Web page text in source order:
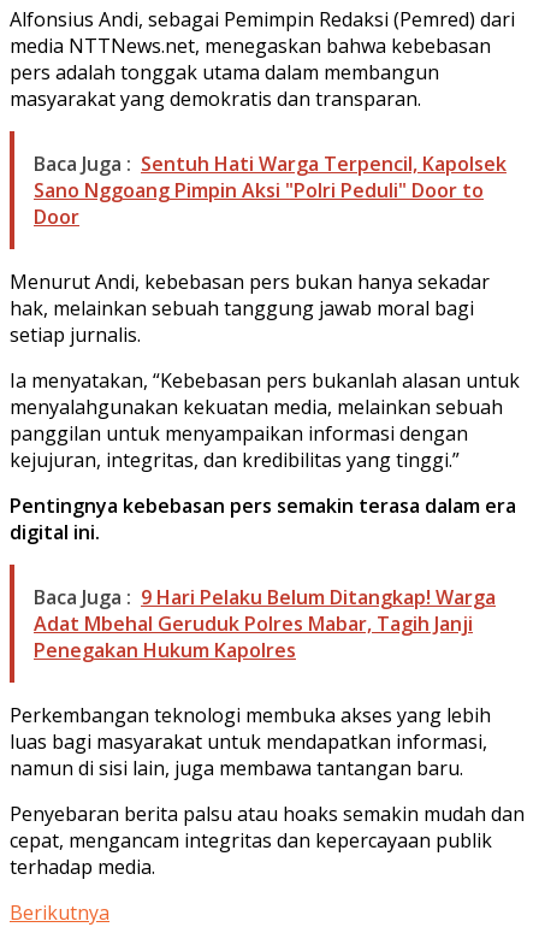
Alfonsius Andi, sebagai Pemimpin Redaksi (Pemred) dari
media NTTNews.net, menegaskan bahwa kebebasan
pers adalah tonggak utama dalam membangun
masyarakat yang demokratis dan transparan.
Baca Juga : Sentuh Hati Warga Terpencil, Kapolsek
Sano Nggoang Pimpin Aksi "Polri Peduli" Door to
Door
Menurut Andi, kebebasan pers bukan hanya sekadar
hak, melainkan sebuah tanggung jawab moral bagi
setiap jurnalis.
Ia menyatakan, “Kebebasan pers bukanlah alasan untuk
menyalahgunakan kekuatan media, melainkan sebuah
panggilan untuk menyampaikan informasi dengan
kejujuran, integritas, dan kredibilitas yang tinggi.”
Pentingnya kebebasan pers semakin terasa dalam era
digital ini.
Baca Juga : 9 Hari Pelaku Belum Ditangkap! Warga
Adat Mbehal Geruduk Polres Mabar, Tagih Janji
Penegakan Hukum Kapolres
Perkembangan teknologi membuka akses yang lebih
luas bagi masyarakat untuk mendapatkan informasi,
namun di sisi lain, juga membawa tantangan baru.
Penyebaran berita palsu atau hoaks semakin mudah dan
cepat, mengancam integritas dan kepercayaan publik
terhadap media.
Berikutnya